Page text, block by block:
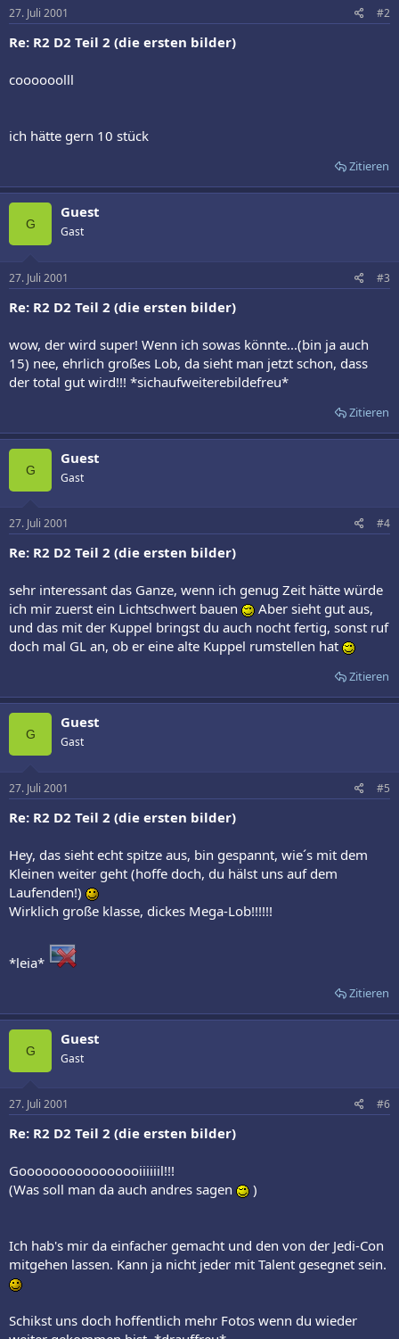
27. Juli 2001 #2
Re: R2 D2 Teil 2 (die ersten bilder)
coooooolll
ich hätte gern 10 stück
Zitieren
G
Guest
Gast
27. Juli 2001 #3
Re: R2 D2 Teil 2 (die ersten bilder)
wow, der wird super! Wenn ich sowas könnte...(bin ja auch
15) nee, ehrlich großes Lob, da sieht man jetzt schon, dass
der total gut wird!!! *sichaufweiterebildefreu*
Zitieren
G
Guest
Gast
27. Juli 2001 #4
Re: R2 D2 Teil 2 (die ersten bilder)
sehr interessant das Ganze, wenn ich genug Zeit hätte würde
ich mir zuerst ein Lichtschwert bauen
Aber sieht gut aus,
und das mit der Kuppel bringst du auch nocht fertig, sonst ruf
doch mal GL an, ob er eine alte Kuppel rumstellen hat
Zitieren
G
Guest
Gast
27. Juli 2001 #5
Re: R2 D2 Teil 2 (die ersten bilder)
Hey, das sieht echt spitze aus, bin gespannt, wie´s mit dem
Kleinen weiter geht (hoffe doch, du hälst uns auf dem
Laufenden!)
Wirklich große klasse, dickes Mega-Lob!!!!!!
*leia*
Zitieren
G
Guest
Gast
27. Juli 2001 #6
Re: R2 D2 Teil 2 (die ersten bilder)
Goooooooooooooooiiiiiil!!!
(Was soll man da auch andres sagen
)
Ich hab's mir da einfacher gemacht und den von der Jedi-Con
mitgehen lassen. Kann ja nicht jeder mit Talent gesegnet sein.
Schikst uns doch hoffentlich mehr Fotos wenn du wieder